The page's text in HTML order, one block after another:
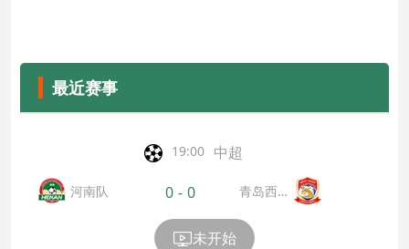
最近赛事
19:00 中超
河南队 0 - 0
青岛西海
未开始